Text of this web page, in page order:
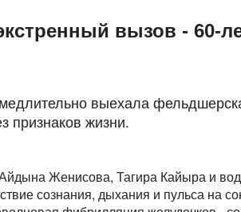
вызов - 60-
выехала
признаков жизни.
Женисова, Тагира Кайыра и
сознания, дыхания и пульса на